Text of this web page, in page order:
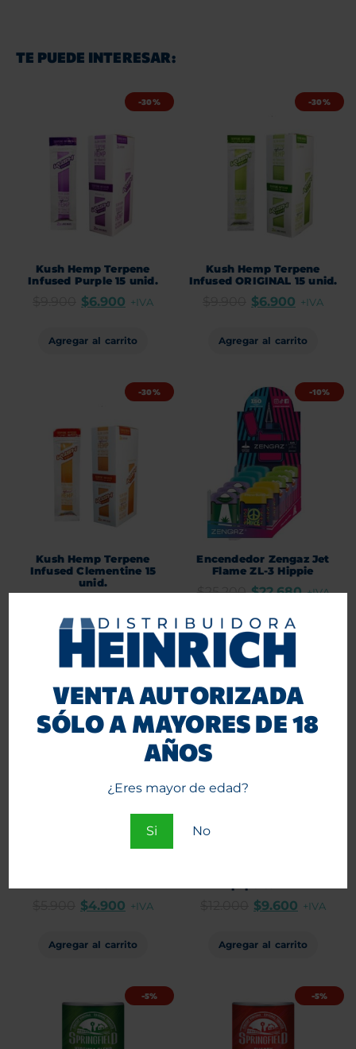
VENTA AUTORIZADA
SÓLO A MAYORES DE 18
AÑOS
¿Eres mayor de edad?
Si No
TE PUEDE INTERESAR:
-30%
Kush Hemp Terpene
Infused Purple 15 unid.
$6.900 +IVA
Agregar al carrito
-30%
Kush Hemp Terpene
Infused ORIGINAL 15 unid.
$6.900 +IVA
Agregar al carrito
-30%
Kush Hemp Terpene
Infused Clementine 15
unid.
Agregar al carrito
-10%
Encendedor Zengaz Jet
Flame ZL-3 Hippie
$25.200 $22.680 +IVA
Agregar al carrito
-17%
$4.900 +IVA
Agregar al carrito
$9.600 +IVA
Agregar al carrito
-5% -5%